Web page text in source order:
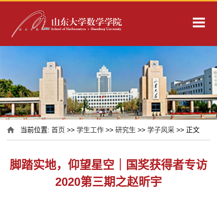
当前位置:首页 >>学生工作 >>研究生 >>学子风采 >> 正文
脚踏实地，仰望星空｜国奖获得者专访
2020第三期之赵昕宇